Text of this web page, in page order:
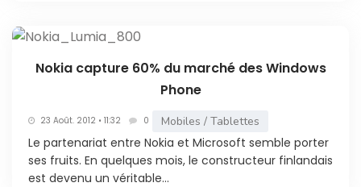
Nokia capture 60% du marché des Windows
Phone
23 Août. 2012 • 11:32 0 Mobiles / Tablettes
Le partenariat entre Nokia et Microsoft semble porter
ses fruits. En quelques mois, le constructeur finlandais
est devenu un véritable...